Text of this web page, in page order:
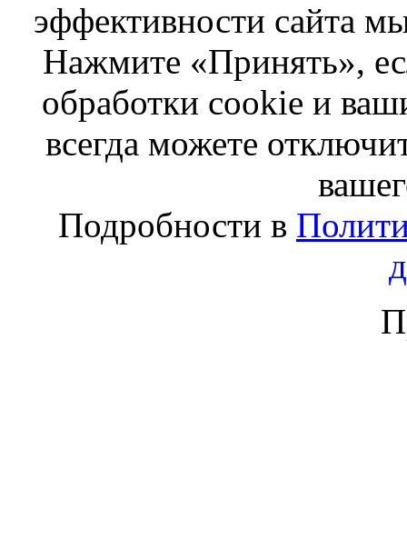
эффективности сайта
Нажмите «Принять»,
обработки cookie и
всегда можете
Подробности в